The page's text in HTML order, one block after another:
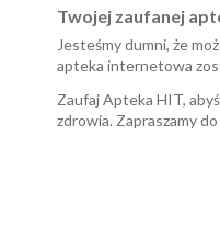
Twojej zaufanej
Jesteśmy dumni, że
apteka internetowa
Zaufaj Apteka HIT,
zdrowia. Zapraszamy